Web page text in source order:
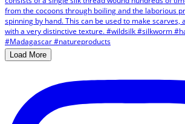
Load More